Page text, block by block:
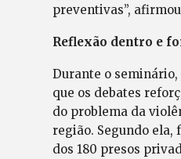
preventivas”,
Reflexão dentro e
Durante o seminário,
que os debates
do problema da
região. Segundo ela,
dos 180 presos